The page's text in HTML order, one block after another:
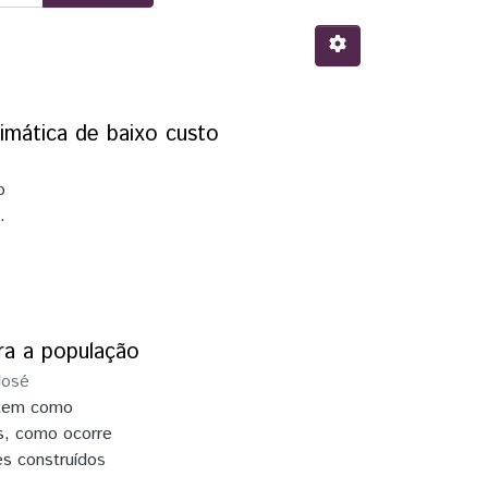
de baixo custo
a população
como
como ocorre
construídos